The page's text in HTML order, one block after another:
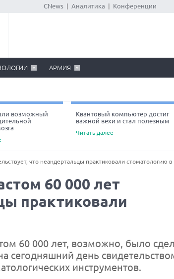
CNews Аналитика Конференции
АРМИЯ
возможный
Квантовый компьютер достиг
важной вехи и стал полезным
Читать далее
что неандертальцы практиковали стоматологию
60 000 лет
практиковали
60 000 лет, возможно, было
сегодняшний день
инструментов.